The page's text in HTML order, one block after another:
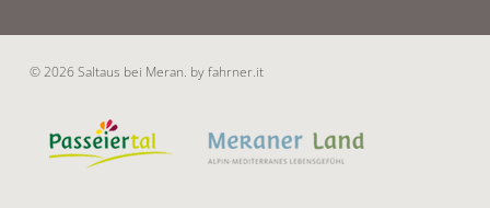
© 2026 Saltaus bei Meran. by fahrner.it